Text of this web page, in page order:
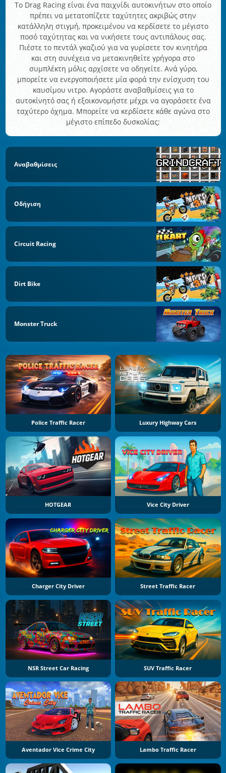
Το Drag Racing είναι ένα παιχνίδι αυτοκινήτων στο οποίο
πρέπει να μετατοπίζετε ταχύτητες ακριβώς στην
κατάλληλη στιγμή, προκειμένου να κερδίσετε το μέγιστο
ποσό ταχύτητας και να νικήσετε τους αντιπάλους σας.
Πιέστε το πεντάλ γκαζιού για να γυρίσετε τον κινητήρα
και στη συνέχεια να μετακινηθείτε γρήγορα στο
συμπλέκτη μόλις αρχίσετε να οδηγείτε. Ανά γύρο,
μπορείτε να ενεργοποιήσετε μία φορά την ενίσχυση του
καυσίμου νιτρο. Αγοράστε αναβαθμίσεις για το
αυτοκίνητό σας ή εξοικονομήστε μέχρι να αγοράσετε ένα
ταχύτερο όχημα. Μπορείτε να κερδίσετε κάθε αγώνα στο
μέγιστο επίπεδο δυσκολίας;
Αναβαθμίσεις
Οδήγιση
Circuit Racing
Dirt Bike
Monster Truck
Police Traffic Racer Luxury Highway Cars
HOTGEAR Vice City Driver
Charger City Driver Street Traffic Racer
NSR Street Car Racing SUV Traffic Racer
Aventador Vice Crime City Lambo Traffic Racer